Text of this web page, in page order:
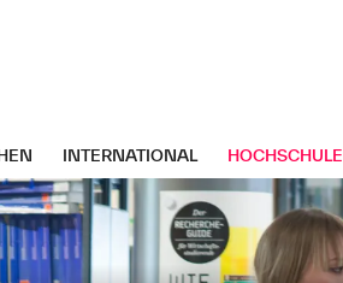
INTERNATIONAL HOCHSCHULE